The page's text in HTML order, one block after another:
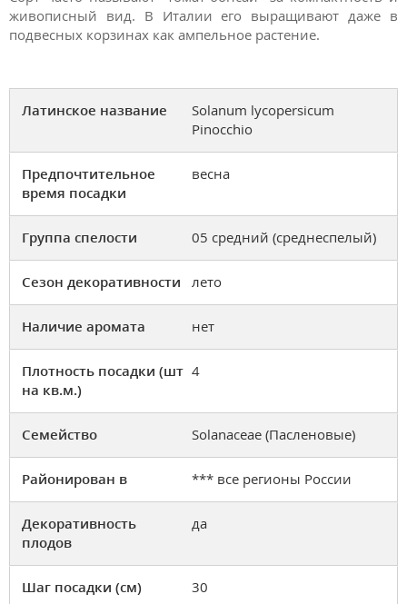
живописный вид. В Италии его выращивают даже в
подвесных корзинах как ампельное растение.
Латинское название
Solanum lycopersicum
Pinocchio
Предпочтительное
время посадки
весна
Группа спелости 05 средний (среднеспелый)
Сезон декоративности лето
Наличие аромата нет
Плотность посадки (шт
на кв.м.)
4
Семейство Solanaceae (Пасленовые)
Районирован в *** все регионы России
Декоративность
плодов
да
Шаг посадки (см) 30